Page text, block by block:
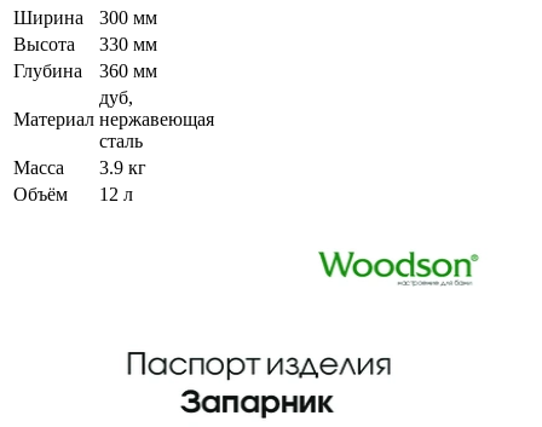
Ширина
300 мм
Высота
330 мм
Глубина
360 мм
Материал
дуб,
нержавеющая
сталь
Масса
3.9 кг
Объём
12 л